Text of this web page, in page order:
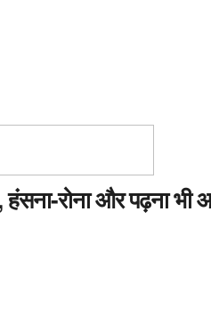
हंसना-रोना और पढ़ना भी